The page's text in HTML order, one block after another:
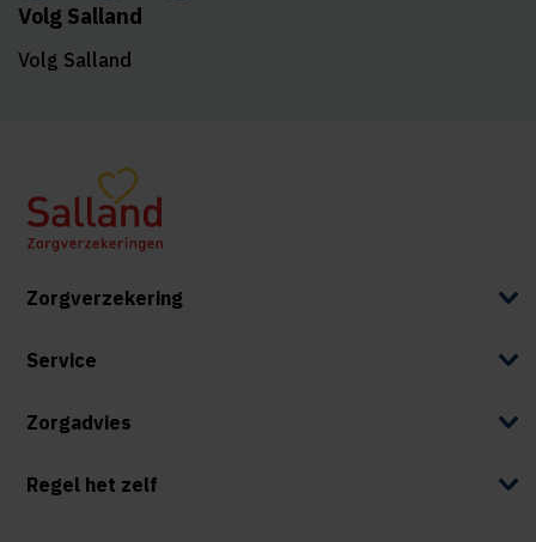
Volg Salland
Volg Salland
Zorgverzekering
Service
Zorgadvies
Regel het zelf